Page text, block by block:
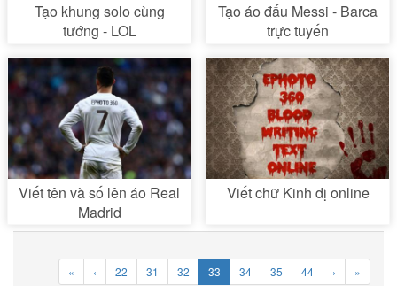
Tạo khung solo cùng
tướng - LOL
Tạo áo đấu Messi - Barca
trực tuyến
Viết tên và số lên áo Real
Madrid
Viết chữ Kinh dị online
« ‹ 22 31 32 33 34 35 44 › »